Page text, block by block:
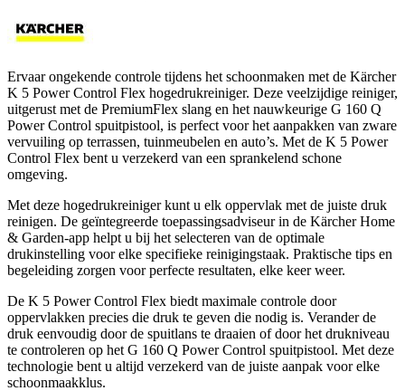
Ervaar ongekende controle tijdens het schoonmaken met de Kärcher
K 5 Power Control Flex hogedrukreiniger. Deze veelzijdige reiniger,
uitgerust met de PremiumFlex slang en het nauwkeurige G 160 Q
Power Control spuitpistool, is perfect voor het aanpakken van zware
vervuiling op terrassen, tuinmeubelen en auto’s. Met de K 5 Power
Control Flex bent u verzekerd van een sprankelend schone
omgeving.
Met deze hogedrukreiniger kunt u elk oppervlak met de juiste druk
reinigen. De geïntegreerde toepassingsadviseur in de Kärcher Home
& Garden-app helpt u bij het selecteren van de optimale
drukinstelling voor elke specifieke reinigingstaak. Praktische tips en
begeleiding zorgen voor perfecte resultaten, elke keer weer.
De K 5 Power Control Flex biedt maximale controle door
oppervlakken precies die druk te geven die nodig is. Verander de
druk eenvoudig door de spuitlans te draaien of door het drukniveau
te controleren op het G 160 Q Power Control spuitpistool. Met deze
technologie bent u altijd verzekerd van de juiste aanpak voor elke
schoonmaakklus.